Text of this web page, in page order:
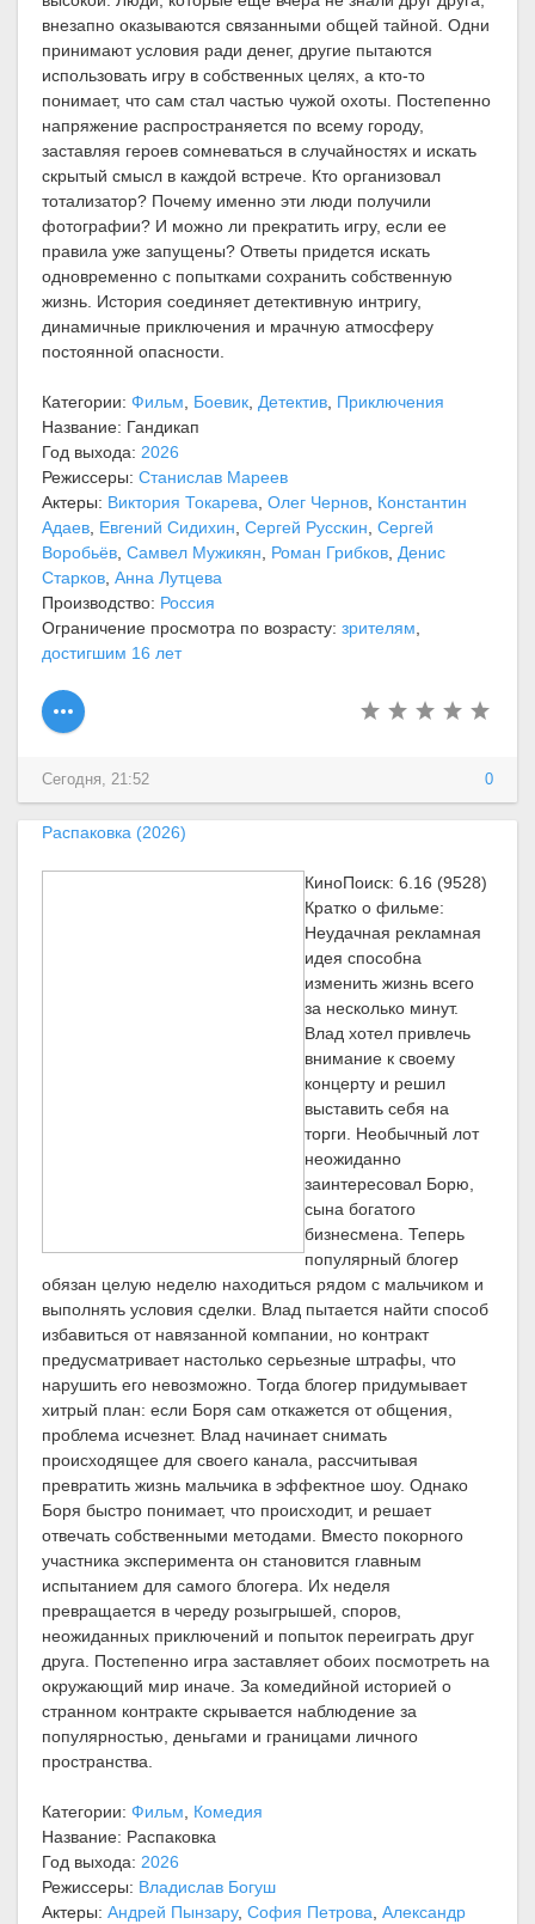
внезапно оказываются связанными общей тайной. Одни
принимают условия ради денег, другие пытаются
использовать игру в собственных целях, а кто-то
понимает, что сам стал частью чужой охоты. Постепенно
напряжение распространяется по всему городу,
заставляя героев сомневаться в случайностях и искать
скрытый смысл в каждой встрече. Кто организовал
тотализатор? Почему именно эти люди получили
фотографии? И можно ли прекратить игру, если ее
правила уже запущены? Ответы придется искать
одновременно с попытками сохранить собственную
жизнь. История соединяет детективную интригу,
динамичные приключения и мрачную атмосферу
постоянной опасности.
Категории: Фильм Боевик Детектив Приключения
Название: Гандикап
Год выхода: 2026
Режиссеры: Станислав Мареев
Актеры: Виктория Токарева Олег Чернов Константин
Адаев Евгений Сидихин Сергей Русскин Сергей
Воробьёв Самвел Мужикян Роман Грибков Денис
Старков Анна Лутцева
Производство: Россия
Ограничение просмотра по возрасту: зрителям
достигшим 16 лет
0
Сегодня, 21:52
Распаковка (2026)
КиноПоиск: 6.16 (9528)
Кратко о фильме:
Неудачная рекламная
идея способна
изменить жизнь всего
за несколько минут.
Влад хотел привлечь
внимание к своему
концерту и решил
выставить себя на
торги. Необычный лот
неожиданно
заинтересовал Борю,
сына богатого
бизнесмена. Теперь
популярный блогер
обязан целую неделю находиться рядом с мальчиком и
выполнять условия сделки. Влад пытается найти способ
избавиться от навязанной компании, но контракт
предусматривает настолько серьезные штрафы, что
нарушить его невозможно. Тогда блогер придумывает
хитрый план: если Боря сам откажется от общения,
проблема исчезнет. Влад начинает снимать
происходящее для своего канала, рассчитывая
превратить жизнь мальчика в эффектное шоу. Однако
Боря быстро понимает, что происходит, и решает
отвечать собственными методами. Вместо покорного
участника эксперимента он становится главным
испытанием для самого блогера. Их неделя
превращается в череду розыгрышей, споров,
неожиданных приключений и попыток переиграть друг
друга. Постепенно игра заставляет обоих посмотреть на
окружающий мир иначе. За комедийной историей о
странном контракте скрывается наблюдение за
популярностью, деньгами и границами личного
пространства.
Категории: Фильм
Комедия
Название: Распаковка
Год выхода: 2026
Режиссеры: Владислав Богуш
Актеры: Андрей Пынзару, София Петрова Александр